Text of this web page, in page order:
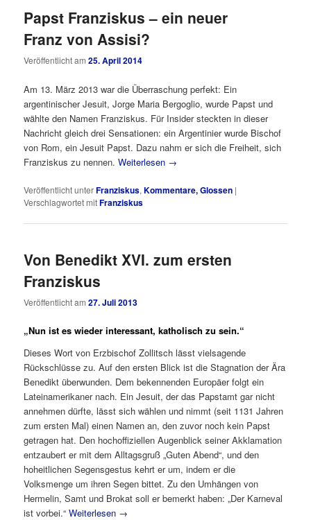
Papst Franziskus – ein neuer
Franz von Assisi?
Veröffentlicht am25. April 2014
Am 13. März 2013 war die Überraschung perfekt: Ein
argentinischer Jesuit, Jorge Maria Bergoglio, wurde Papst und
wählte den Namen Franziskus. Für Insider steckten in dieser
Nachricht gleich drei Sensationen: ein Argentinier wurde Bischof
von Rom, ein Jesuit Papst. Dazu nahm er sich die Freiheit, sich
Franziskus zu nennen.Weiterlesen →
Veröffentlicht unterFranziskus,Kommentare, Glossen |
Verschlagwortet mitFranziskus
Von Benedikt XVI. zum ersten
Franziskus
Veröffentlicht am27. Juli 2013
„Nun ist es wieder interessant, katholisch zu sein.“
Dieses Wort von Erzbischof Zollitsch lässt vielsagende
Rückschlüsse zu. Auf den ersten Blick ist die Stagnation der Ära
Benedikt überwunden. Dem bekennenden Europäer folgt ein
Lateinamerikaner nach. Ein Jesuit, der das Papstamt gar nicht
annehmen dürfte, lässt sich wählen und nimmt (seit 1131 Jahren
zum ersten Mal) einen Namen an, den zuvor noch kein Papst
getragen hat. Den hochoffiziellen Augenblick seiner Akklamation
entzaubert er mit dem Alltagsgruß „Guten Abend“, und den
hoheitlichen Segensgestus kehrt er um, indem er die
Volksmenge um ihren Segen bittet. Zu den Umhängen von
Hermelin, Samt und Brokat soll er bemerkt haben: „Der Karneval
ist vorbei.“Weiterlesen →